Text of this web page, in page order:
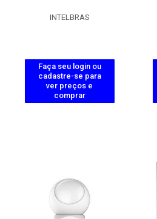
INTELBRAS
Faça seu login ou
cadastre-se para
ver preços e
comprar